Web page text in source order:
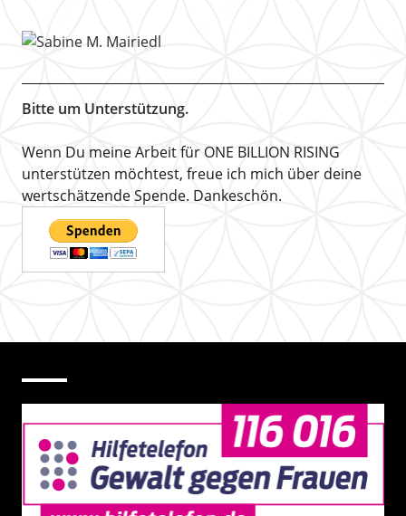
Bitte um Unterstützung.
Wenn Du meine Arbeit für ONE BILLION RISING
unterstützen möchtest, freue ich mich über deine
wertschätzende Spende. Dankeschön.